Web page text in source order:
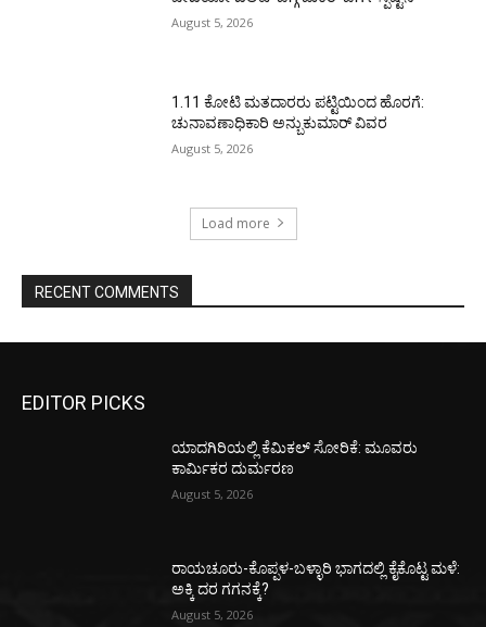
August 5, 2026
1.11 ಕೋಟಿ ಮತದಾರರು ಪಟ್ಟಿಯಿಂದ ಹೊರಗೆ:
ಚುನಾವಣಾಧಿಕಾರಿ ಅನ್ಬುಕುಮಾರ್ ವಿವರ
August 5, 2026
Load more
RECENT COMMENTS
EDITOR PICKS
ಯಾದಗಿರಿಯಲ್ಲಿ ಕೆಮಿಕಲ್ ಸೋರಿಕೆ: ಮೂವರು
ಕಾರ್ಮಿಕರ ದುರ್ಮರಣ
August 5, 2026
ರಾಯಚೂರು-ಕೊಪ್ಪಳ-ಬಳ್ಳಾರಿ ಭಾಗದಲ್ಲಿ ಕೈಕೊಟ್ಟ ಮಳೆ:
ಅಕ್ಕಿ ದರ ಗಗನಕ್ಕೆ?
August 5, 2026